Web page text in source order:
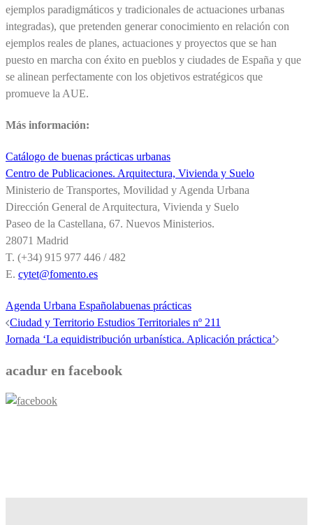
ejemplos paradigmáticos y tradicionales de actuaciones urbanas
integradas), que pretenden generar conocimiento en relación con
ejemplos reales de planes, actuaciones y proyectos que se han
puesto en marcha con éxito en pueblos y ciudades de España y que
se alinean perfectamente con los objetivos estratégicos que
promueve la AUE.
Más información:
Catálogo de buenas prácticas urbanas
Centro de Publicaciones. Arquitectura, Vivienda y Suelo
Ministerio de Transportes, Movilidad y Agenda Urbana
Dirección General de Arquitectura, Vivienda y Suelo
Paseo de la Castellana, 67. Nuevos Ministerios.
28071 Madrid
T. (+34) 915 977 446 / 482
E. cytet@fomento.es
Agenda Urbana Españolabuenas prácticas
Navegación
de
entradas
Ciudad y Territorio Estudios Territoriales nº 211
Jornada ‘La equidistribución urbanística. Aplicación práctica’
acadur en facebook